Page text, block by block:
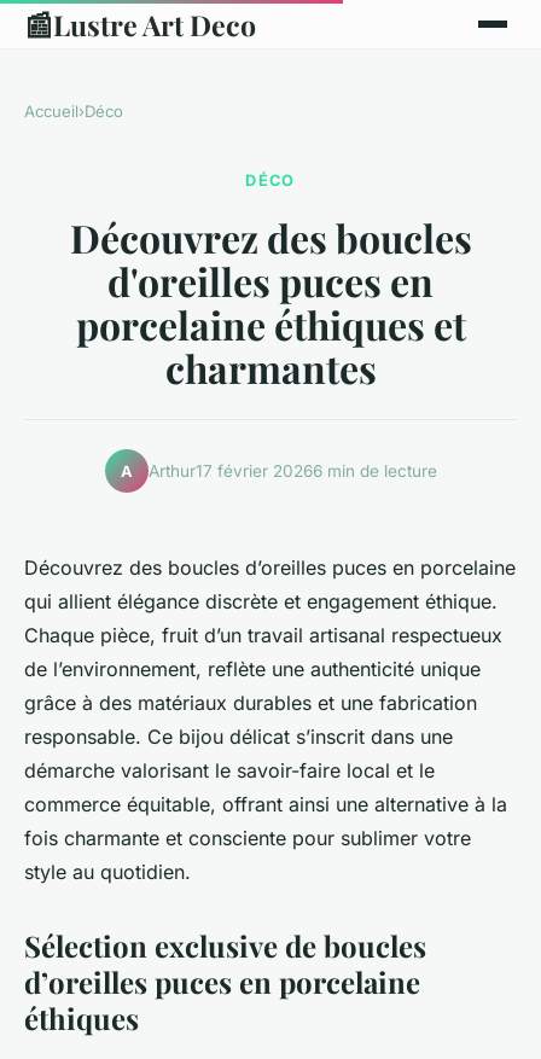
📰Lustre Art Deco
Accueil›Déco
DÉCO
Découvrez des boucles
d'oreilles puces en
porcelaine éthiques et
charmantes
A Arthur17 février 20266 min de lecture
Découvrez des boucles d’oreilles puces en porcelaine
qui allient élégance discrète et engagement éthique.
Chaque pièce, fruit d’un travail artisanal respectueux
de l’environnement, reflète une authenticité unique
grâce à des matériaux durables et une fabrication
responsable. Ce bijou délicat s’inscrit dans une
démarche valorisant le savoir-faire local et le
commerce équitable, offrant ainsi une alternative à la
fois charmante et consciente pour sublimer votre
style au quotidien.
Sélection exclusive de boucles
d’oreilles puces en porcelaine
éthiques